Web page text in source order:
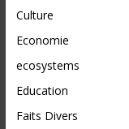
Culture
Economie
ecosystems
Education
Faits Divers